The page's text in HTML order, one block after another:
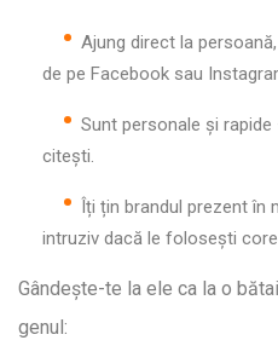
Ajung direct la
de pe Facebook sau
Sunt personale și
citești.
Îți țin brandul prezent în
intruziv dacă le folosești
Gândește-te la ele ca la o
genul: